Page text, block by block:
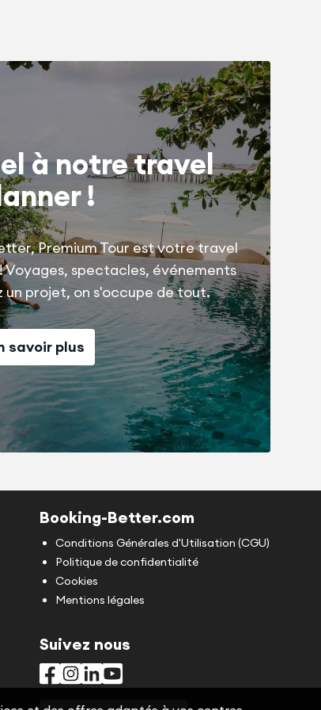
à notre travel
!
Premium Tour est votre travel
Voyages, spectacles, événements
un projet, on s'occupe de tout.
savoir plus
Booking-Better.com
Conditions Générales d'Utilisation (CGU)
Politique de confidentialité
Cookies
Mentions légales
Suivez nous